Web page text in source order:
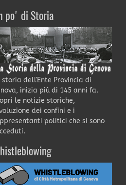
po' di Storia
storia dell'Ente Provincia di
inizia più di 145 anni fa.
le notizie storiche,
dei confini e i
politici che si sono